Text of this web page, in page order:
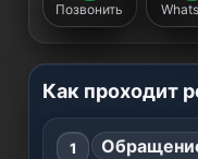
Позвонить
Как проходит